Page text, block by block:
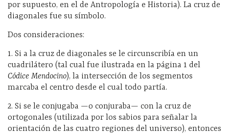
por supuesto, en el de Antropología e Historia). La cruz de
diagonales fue su símbolo.
Dos consideraciones:
1. Si a la cruz de diagonales se le circunscribía en un
cuadrilátero (tal cual fue ilustrada en la página 1 del
Códice Mendocino), la intersección de los segmentos
marcaba el centro desde el cual todo partía.
2. Si se le conjugaba —o conjuraba— con la cruz de
ortogonales (utilizada por los sabios para señalar la
orientación de las cuatro regiones del universo), entonces